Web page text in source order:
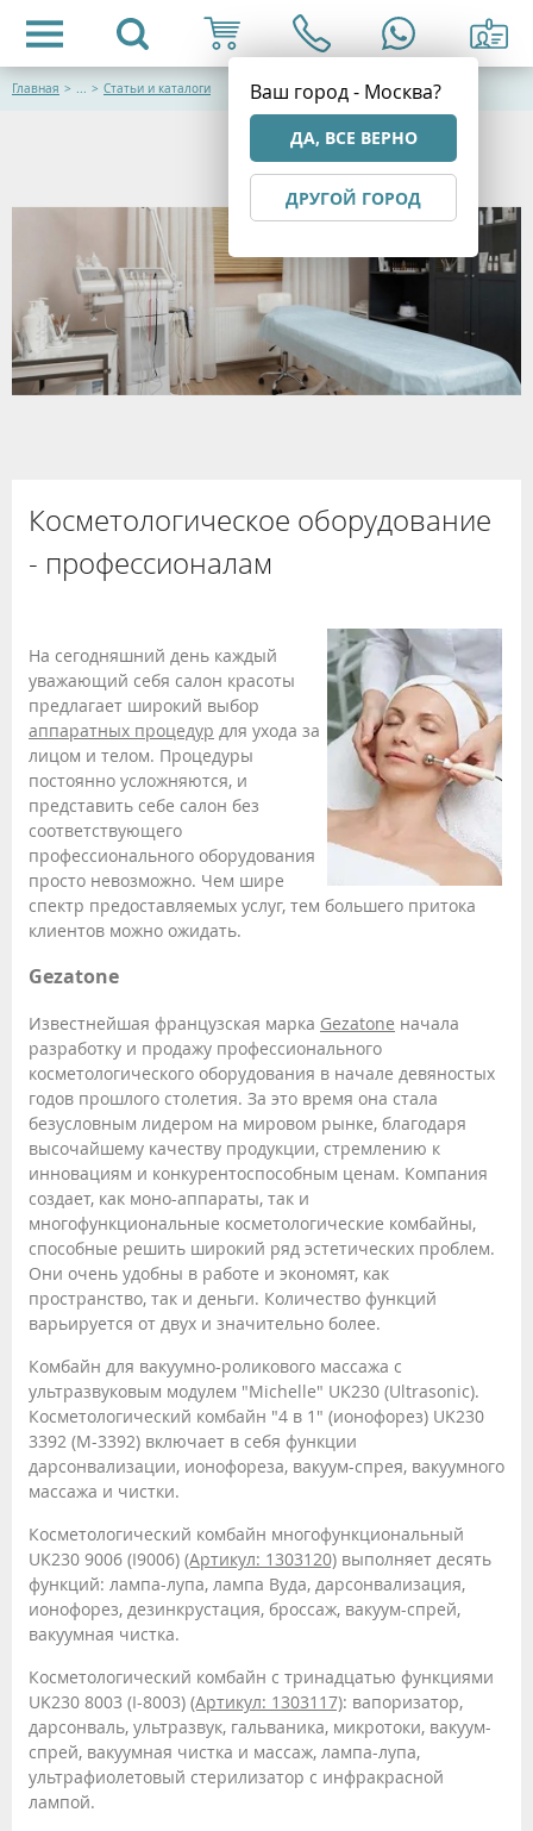
Ваш город - Москва?
ДА, ВСЕ ВЕРНО
ДРУГОЙ ГОРОД
Главная > ... > Статьи и каталоги
Косметологическое оборудование
- профессионалам
На сегодняшний день каждый
уважающий себя салон красоты
предлагает широкий выбор
аппаратных процедур для ухода за
лицом и телом. Процедуры
постоянно усложняются, и
представить себе салон без
соответствующего
профессионального оборудования
просто невозможно. Чем шире
спектр предоставляемых услуг, тем большего притока
клиентов можно ожидать.
Gezatone
Известнейшая французская марка Gezatone начала
разработку и продажу профессионального
косметологического оборудования в начале девяностых
годов прошлого столетия. За это время она стала
безусловным лидером на мировом рынке, благодаря
высочайшему качеству продукции, стремлению к
инновациям и конкурентоспособным ценам. Компания
создает, как моно-аппараты, так и
многофункциональные косметологические комбайны,
способные решить широкий ряд эстетических проблем.
Они очень удобны в работе и экономят, как
пространство, так и деньги. Количество функций
варьируется от двух и значительно более.
Комбайн для вакуумно-роликового массажа с
ультразвуковым модулем "Michelle" UK230 (Ultrasonic).
Косметологический комбайн "4 в 1" (ионофорез) UK230
3392 (M-3392) включает в себя функции
дарсонвализации, ионофореза, вакуум-спрея, вакуумного
массажа и чистки.
Косметологический комбайн многофункциональный
UK230 9006 (I9006) (Артикул: 1303120) выполняет десять
функций: лампа-лупа, лампа Вуда, дарсонвализация,
ионофорез, дезинкрустация, броссаж, вакуум-спрей,
вакуумная чистка.
Косметологический комбайн с тринадцатью функциями
UK230 8003 (I-8003) (Артикул: 1303117): вапоризатор,
дарсонваль, ультразвук, гальваника, микротоки, вакуум-
спрей, вакуумная чистка и массаж, лампа-лупа,
ультрафиолетовый стерилизатор с инфракрасной
лампой.